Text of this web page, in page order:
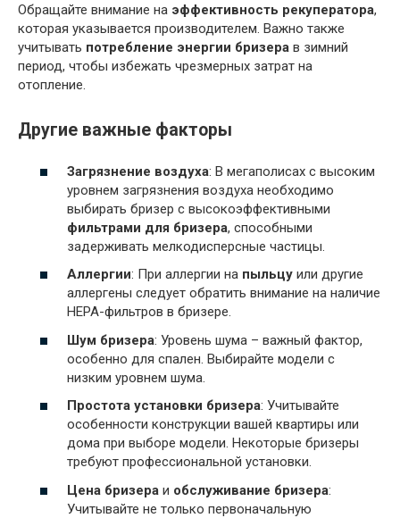
Обращайте внимание на эффективность рекуператора,
которая указывается производителем. Важно также
учитывать потребление энергии бризера в зимний
период, чтобы избежать чрезмерных затрат на
отопление.
Другие важные факторы
Загрязнение воздуха: В мегаполисах с высоким
уровнем загрязнения воздуха необходимо
выбирать бризер с высокоэффективными
фильтрами для бризера, способными
задерживать мелкодисперсные частицы.
Аллергии: При аллергии на пыльцу или другие
аллергены следует обратить внимание на наличие
HEPA-фильтров в бризере.
Шум бризера: Уровень шума – важный фактор,
особенно для спален. Выбирайте модели с
низким уровнем шума.
Простота установки бризера: Учитывайте
особенности конструкции вашей квартиры или
дома при выборе модели. Некоторые бризеры
требуют профессиональной установки.
Цена бризера и обслуживание бризера:
Учитывайте не только первоначальную